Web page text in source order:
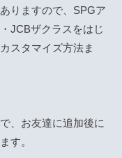
りますので、SPGア
JCBザクラスをはじ
スタマイズ方法ま
、お友達に追加後に
す。